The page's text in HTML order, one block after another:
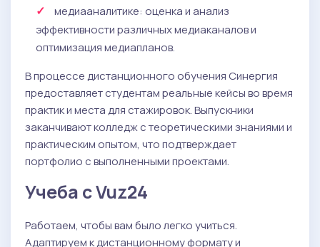
медиааналитике: оценка и анализ
эффективности различных медиаканалов и
оптимизация медиапланов.
В процессе дистанционного обучения Синергия
предоставляет студентам реальные кейсы во время
практик и места для стажировок. Выпускники
заканчивают колледж с теоретическими знаниями и
практическим опытом, что подтверждает
портфолио с выполненными проектами.
Учеба с Vuz24
Работаем, чтобы вам было легко учиться.
Адаптируем к дистанционному формату и